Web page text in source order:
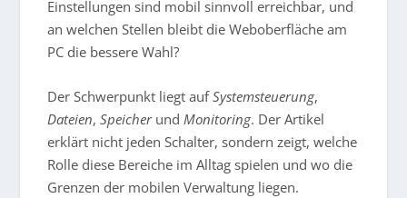
Einstellungen sind mobil sinnvoll erreichbar, und
an welchen Stellen bleibt die Weboberfläche am
PC die bessere Wahl?
Der Schwerpunkt liegt aufSystemsteuerung,
Dateien,SpeicherundMonitoring. Der Artikel
erklärt nicht jeden Schalter, sondern zeigt, welche
Rolle diese Bereiche im Alltag spielen und wo die
Grenzen der mobilen Verwaltung liegen.